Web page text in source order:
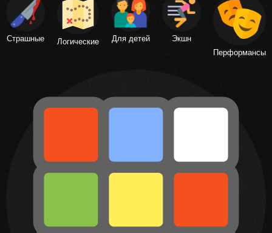
Страшные Логические Для детей
Экшн
Перформансы